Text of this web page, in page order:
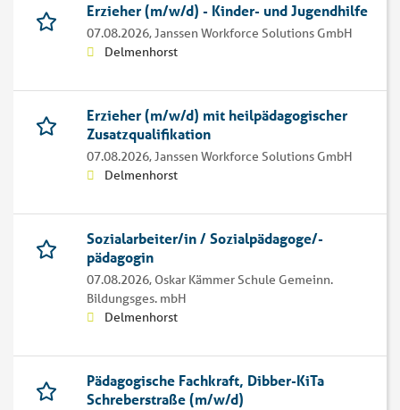
Erzieher (m/w/d) - Kinder- und Jugendhilfe
07.08.2026,Janssen Workforce Solutions GmbH
Delmenhorst
Erzieher (m/w/d) mit heilpädagogischer
Zusatzqualifikation
07.08.2026,Janssen Workforce Solutions GmbH
Delmenhorst
Sozialarbeiter/in / Sozialpädagoge/-
pädagogin
07.08.2026, Oskar Kämmer Schule Gemeinn.
Bildungsges. mbH
Delmenhorst
Pädagogische Fachkraft, Dibber-KiTa
Schreberstraße (m/w/d)